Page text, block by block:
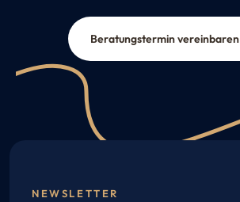
Beratungstermin vereinbaren
NEWSLETTER